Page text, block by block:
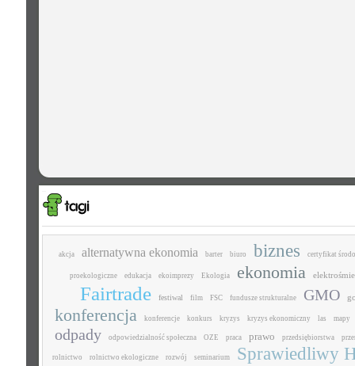
akcja alternatywna ekonomia barter biuro biznes certyfikat
proekologiczne edukacja ekoimprezy Ekologia ekonomia
Fairtrade festiwal film FSC fundusze strukturalne GMO
konferencja konferencje konkurs kryzys kryzys ekonomiczny las mapy
odpady odpowiedzialność społeczna OZE praca prawo przedsiębiorstwa
rolnictwo rolnictwo ekologiczne rozwój seminarium Sprawiedliwy